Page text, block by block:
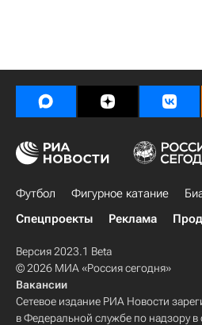
Футбол Фигурное катание
Спецпроекты
Реклама
Версия 2023.1 Beta
© 2026 МИА «Россия сегодня»
Вакансии
Сетевое издание РИА Новости
в Федеральной службе по надзору в